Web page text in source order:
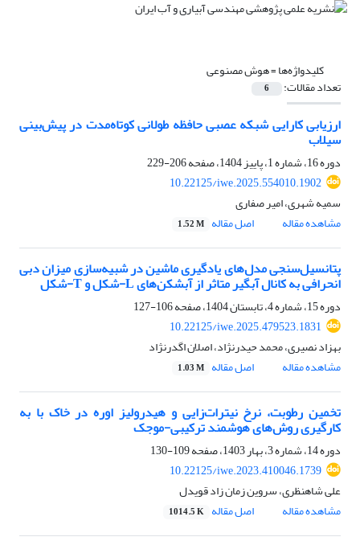
کلیدواژه‌ها =هوش مصنوعی
تعداد مقالات: 6
ارزیابی کارایی شبکه عصبی حافظه طولانی کوتاه‌مدت در پیش‌بینی
سیلاب
دوره 16، شماره 1، پاییز 1404، صفحه
206-229
10.22125/iwe.2025.554010.1902
سمیه شهری، امیر صفاری
مشاهده مقاله
اصل مقاله 1.52 M
پتانسیل‌سنجی مدل‌های یادگیری ماشین در شبیه‌سازی میزان دبی
انحرافی به کانال آبگیر متاثر از آبشکن‌های L-شکل و T-شکل
دوره 15، شماره 4، تابستان 1404، صفحه
106-127
10.22125/iwe.2025.479523.1831
بهزاد نصیری، محمد حیدرنژاد، اصلان اگدرنژاد
مشاهده مقاله
اصل مقاله 1.03 M
تخمین رطوبت، نرخ نیترات‌زایی و هیدرولیز اوره در خاک با به
کارگیری روش‌های هوشمند ترکیبی-موجک
دوره 14، شماره 3، بهار 1403، صفحه
109-130
10.22125/iwe.2023.410046.1739
علی شاهنظری، سروین زمان زاد قویدل
مشاهده مقاله
اصل مقاله 1014.5 K